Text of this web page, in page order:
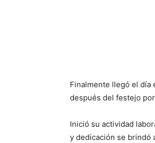
Finalmente llegó el día
después del festejo
Inició su actividad
y dedicación se brindó